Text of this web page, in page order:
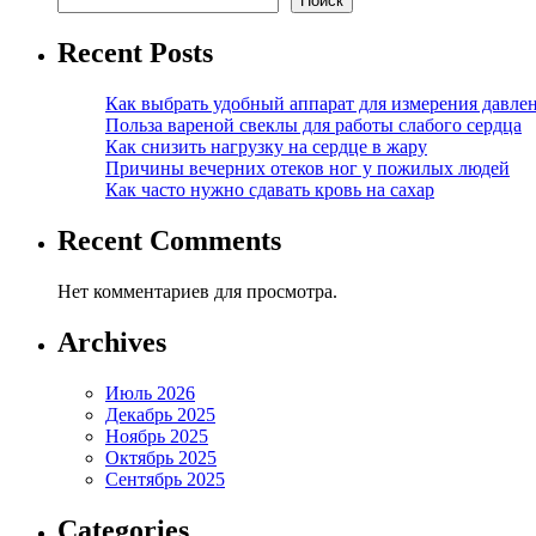
Recent Posts
Как выбрать удобный аппарат для измерения
Польза вареной свеклы для работы слабого сердца
Как снизить нагрузку на сердце в жару
Причины вечерних отеков ног у пожилых людей
Как часто нужно сдавать кровь на сахар
Recent Comments
Нет комментариев для просмотра.
Archives
Июль 2026
Декабрь 2025
Ноябрь 2025
Октябрь 2025
Сентябрь 2025
Categories